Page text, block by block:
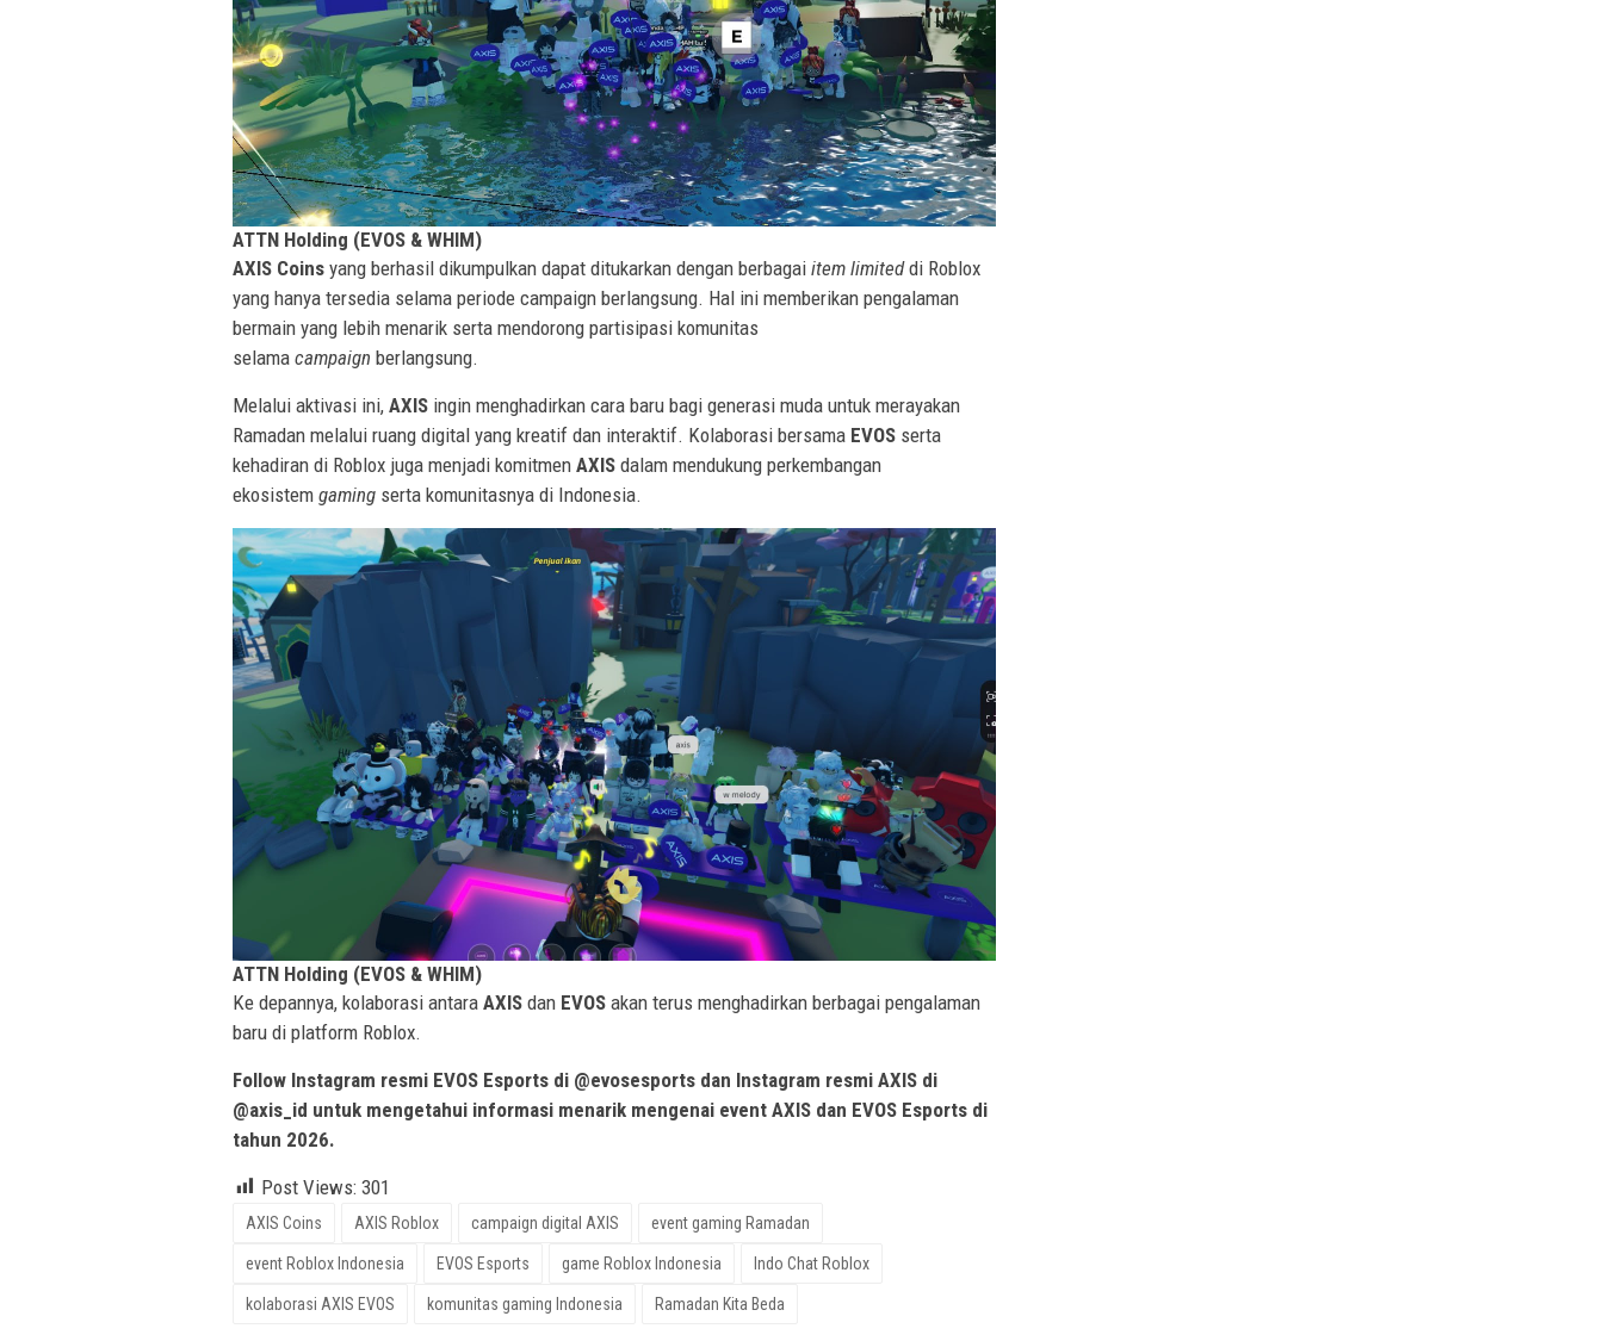
ATTN Holding (EVOS & WHIM)
AXIS Coins yang berhasil dikumpulkan dapat ditukarkan dengan berbagai item limiteddi Roblox
yang hanya tersedia selama periode campaign berlangsung. Hal ini memberikan pengalaman
bermain yang lebih menarik serta mendorong partisipasi komunitas
selama campaign berlangsung.
Melalui aktivasi ini, AXIS ingin menghadirkan cara baru bagi generasi muda untuk merayakan
Ramadan melalui ruang digital yang kreatif dan interaktif. Kolaborasi bersama EVOS serta
kehadiran di Roblox juga menjadi komitmen AXIS dalam mendukung perkembangan
ekosistem gaming serta komunitasnya di Indonesia.
ATTN Holding (EVOS & WHIM)
Ke depannya, kolaborasi antara AXIS dan EVOS akan terus menghadirkan berbagai pengalaman
baru di platform Roblox.
Follow Instagram resmi EVOS Esports di @evosesports dan Instagram resmi AXIS di
@axis_id untuk mengetahui informasi menarik mengenai event AXIS dan EVOS Esports di
tahun 2026.
Post Views: 301
AXIS Coins AXIS Roblox campaign digital AXIS event gaming Ramadan
event Roblox Indonesia EVOS Esports game Roblox Indonesia Indo Chat Roblox
kolaborasi AXIS EVOS komunitas gaming Indonesia Ramadan Kita Beda